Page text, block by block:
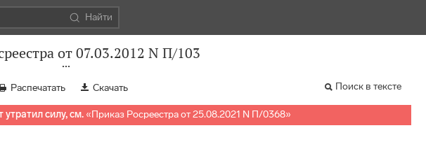
Найти
от 07.03.2012 N П/103
Распечатать Скачать Поиск в тексте
силу, см.«Приказ Росреестра от 25.08.2021 N П/0368»